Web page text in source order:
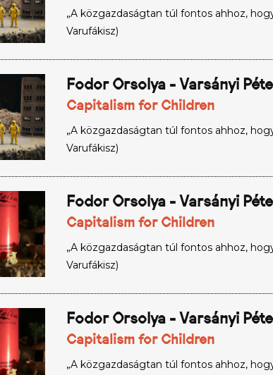
„A közgazdaságtan túl fontos ahhoz,
Varufákisz)
Fodor Orsolya - Varsányi
Capitalism for Children
„A közgazdaságtan túl fontos ahhoz,
Varufákisz)
Fodor Orsolya - Varsányi
Capitalism for Children
„A közgazdaságtan túl fontos ahhoz,
Varufákisz)
Fodor Orsolya - Varsányi
Capitalism for Children
„A közgazdaságtan túl fontos ahhoz,